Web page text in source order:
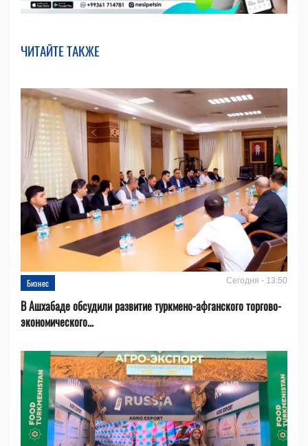
ЧИТАЙТЕ ТАКЖЕ
Бизнес Сегодня - 13:50
В Ашхабаде обсудили развитие туркмено-афганского торгово-
экономического...